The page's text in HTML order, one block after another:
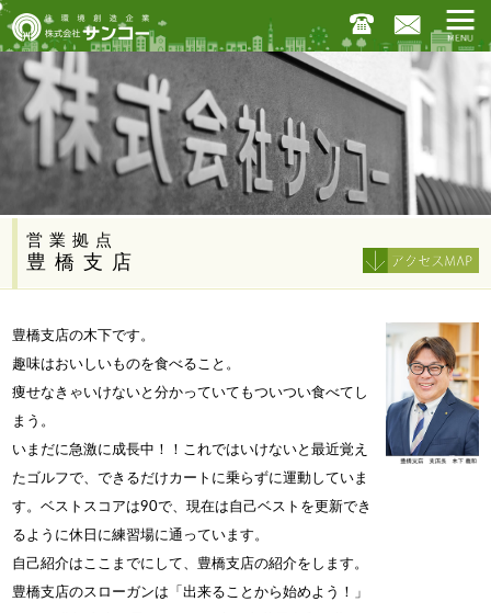
営業拠点
豊橋支店
豊橋支店の木下です。
趣味はおいしいものを食べること。
痩せなきゃいけないと分かっていてもついつい食べてし
まう。
いまだに急激に成長中！！これではいけないと最近覚え
たゴルフで、できるだけカートに乗らずに運動していま
す。ベストスコアは90で、現在は自己ベストを更新でき
るように休日に練習場に通っています。
自己紹介はここまでにして、豊橋支店の紹介をします。
豊橋支店のスローガンは「出来ることから始めよう！」